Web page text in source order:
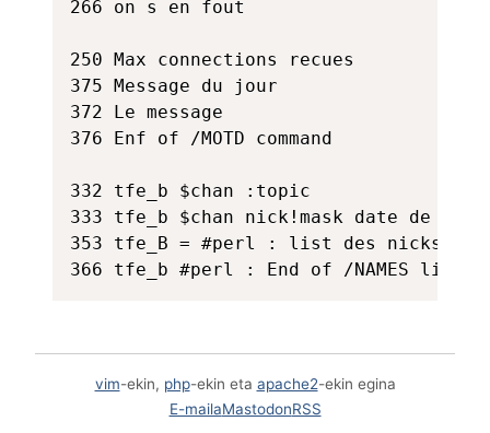
266 on s en fout
250 Max connections recues
375 Message du jour
372 Le message
376 Enf of /MOTD command
332 tfe_b $chan :topic
333 tfe_b $chan nick!mask date de la
353 tfe_B = #perl : list des nicks
vim-ekin, php-ekin eta apache2-ekin egina
E-mailaMastodonRSS